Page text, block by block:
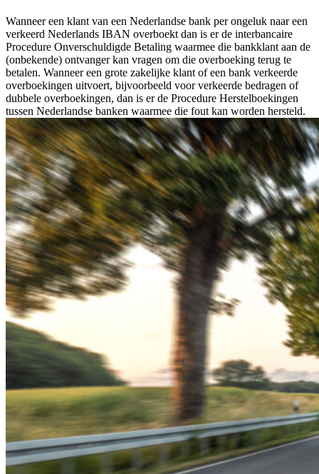
Wanneer een klant van een Nederlandse bank per ongeluk naar een
verkeerd Nederlands IBAN overboekt dan is er de interbancaire
Procedure Onverschuldigde Betaling waarmee die bankklant aan de
(onbekende) ontvanger kan vragen om die overboeking terug te
betalen. Wanneer een grote zakelijke klant of een bank verkeerde
overboekingen uitvoert, bijvoorbeeld voor verkeerde bedragen of
dubbele overboekingen, dan is er de Procedure Herstelboekingen
tussen Nederlandse banken waarmee die fout kan worden hersteld.